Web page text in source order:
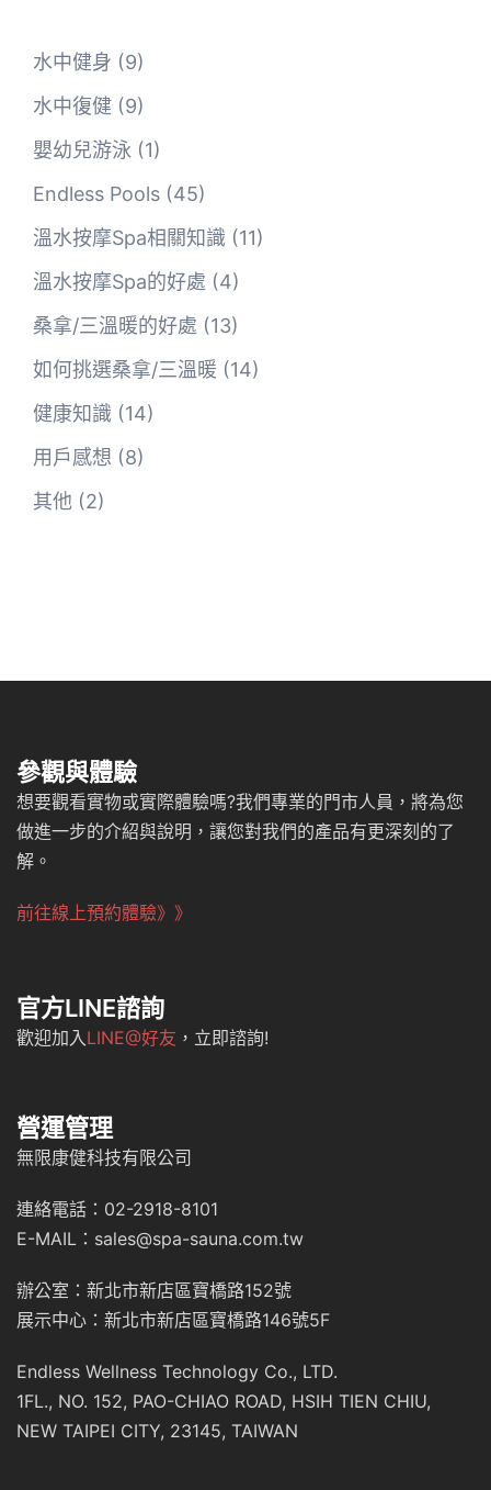
水中健身 (9)
水中復健 (9)
嬰幼兒游泳 (1)
Endless Pools (45)
溫水按摩Spa相關知識 (11)
溫水按摩Spa的好處 (4)
桑拿/三溫暖的好處 (13)
如何挑選桑拿/三溫暖 (14)
健康知識 (14)
用戶感想 (8)
其他 (2)
參觀與體驗
想要觀看實物或實際體驗嗎?我們專業的門市人員，將為您
做進一步的介紹與說明，讓您對我們的產品有更深刻的了
解。
前往線上預約體驗》》
官方LINE諮詢
歡迎加入 LINE@好友 ，立即諮詢!
營運管理
無限康健科技有限公司
連絡電話：02-2918-8101
E-MAIL：sales@spa-sauna.com.tw
辦公室：新北市新店區寶橋路152號
展示中心：新北市新店區寶橋路146號5F
Endless Wellness Technology Co., LTD.
1FL., NO. 152, PAO-CHIAO ROAD, HSIH TIEN CHIU,
NEW TAIPEI CITY, 23145, TAIWAN